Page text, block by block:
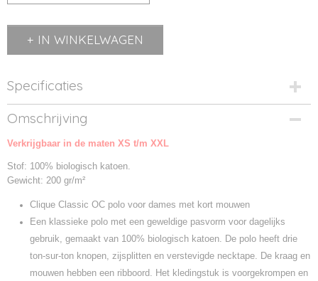
IN WINKELWAGEN
Specificaties
Productcode
028265-00
Productcode leverancier
Omschrijving
Verkrijgbaar in de maten XS t/m XXL
Stof: 100% biologisch katoen.
Gewicht: 200 gr/m²
Clique Classic OC polo voor dames met kort mouwen
Een klassieke polo met een geweldige pasvorm voor dagelijks
gebruik, gemaakt van 100% biologisch katoen. De polo heeft drie
ton-sur-ton knopen, zijsplitten en verstevigde necktape. De kraag en
mouwen hebben een ribboord. Het kledingstuk is voorgekrompen en